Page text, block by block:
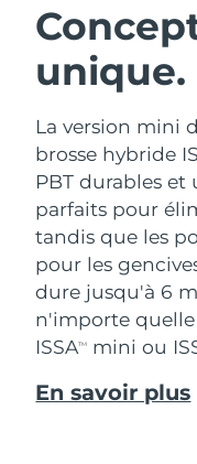
unique.
La version mini
brosse hybride
PBT durables
parfaits pour
tandis que les
pour les
dure jusqu'à 6
n'importe quelle
ISSATM mini ou
En savoir plus